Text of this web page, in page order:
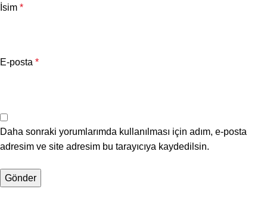
İsim *
E-posta *
Daha sonraki yorumlarımda kullanılması için adım, e-posta
adresim ve site adresim bu tarayıcıya kaydedilsin.